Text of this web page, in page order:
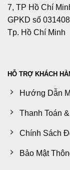
7, TP Hồ Chí
GPKD số
Tp. Hồ Chí Minh
HỖ TRỢ KHÁCH
Hướng Dẫn
Thanh Toán
Chính Sách
Bảo Mật